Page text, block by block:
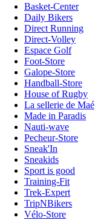
Basket-Center
Daily Bikers
Direct Running
Direct-Volley
Espace Golf
Foot-Store
Galope-Store
Handball-Store
House of Rugby
La sellerie de Maé
Made in Paradis
Nauti-wave
Pecheur-Store
Sneak'In
Sneakids
Sport is good
Training-Fit
Trek-Expert
TripNBikers
Vélo-Store